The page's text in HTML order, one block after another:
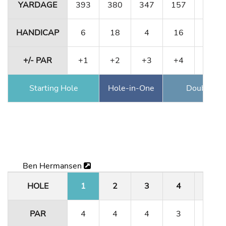
YARDAGE 393 380 347 157
HANDICAP 6 18 4 16
+/- PAR +1 +2 +3 +4
Starting Hole Hole-in-One Double
Ben Hermansen
HOLE
1 2 3 4
PAR 4 4 4 3